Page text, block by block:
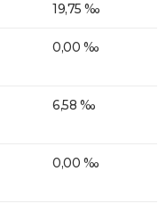
19,75 ‰
0,00 ‰
6,58 ‰
0,00 ‰